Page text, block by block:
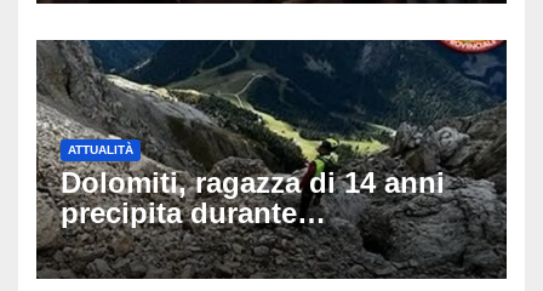
ATTUALITÀ
Dolomiti, ragazza di 14 anni
precipita durante
un’escursione: tragedia sul
Latemar davanti alla famiglia